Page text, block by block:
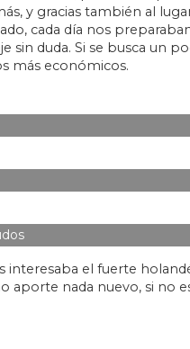
y gracias también al
cada día nos
sin duda. Si se busca un
más económicos.
interesaba el fuerte
aporte nada nuevo, si no